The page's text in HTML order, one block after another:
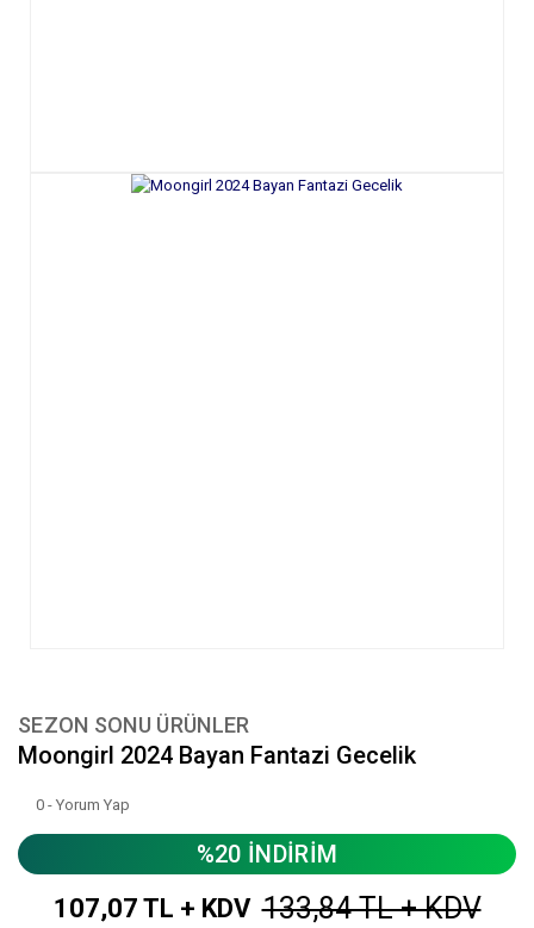
SEZON SONU ÜRÜNLER
Moongirl 2024 Bayan Fantazi Gecelik
0 - Yorum Yap
%20 İNDİRİM
107,07 TL + KDV 133,84 TL + KDV